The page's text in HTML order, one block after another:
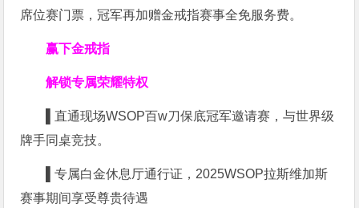
席位赛门票，冠军再加赠金戒指赛事全免服务费。
赢下金戒指
解锁专属荣耀特权
直通现场WSOP百w刀保底冠军邀请赛，与世界级
牌手同桌竞技。
▌专属白金休息厅通行证，2025WSOP拉斯维加斯
赛事期间享受尊贵待遇